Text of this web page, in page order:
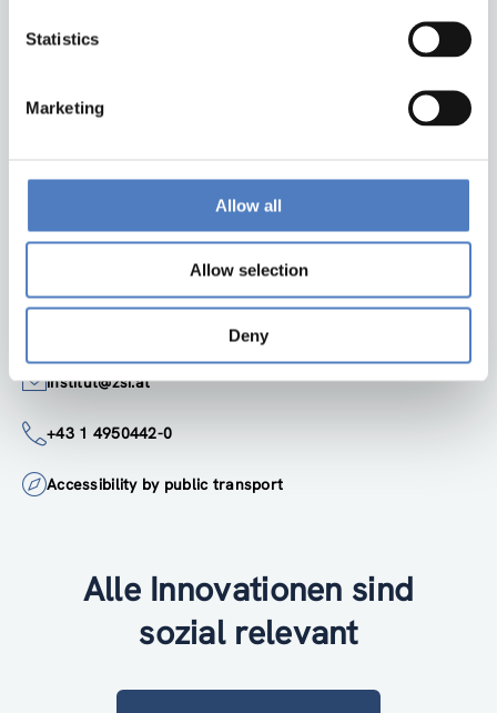
Statistics
Marketing
Allow all
Allow selection
Deny
ZSI
ZSI - Zentrum für Soziale Innovation GmbH
Linke Wienzeile 246
1150 Wien
Google Maps
institut@zsi.at
+43 1 4950442-0
Accessibility by public transport
Alle Innovationen sind
sozial relevant